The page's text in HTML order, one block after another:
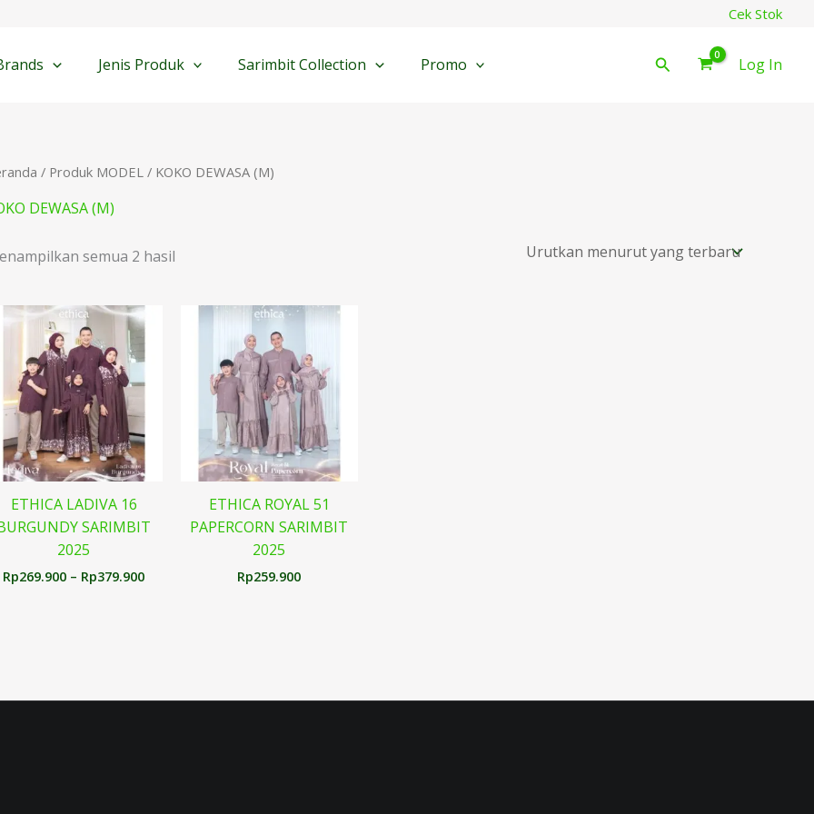
Cek Stok
Jenis Produk Sarimbit Collection Promo Cari Log In
/ Produk MODEL / KOKO DEWASA (M)
DEWASA (M)
semua 2 hasil
ETHICA LADIVA 16
SARIMBIT
2025
Rp269.900 – Rp379.900
Rentang
harga:
hingga
ETHICA ROYAL 51
PAPERCORN SARIMBIT
2025
Rp259.900